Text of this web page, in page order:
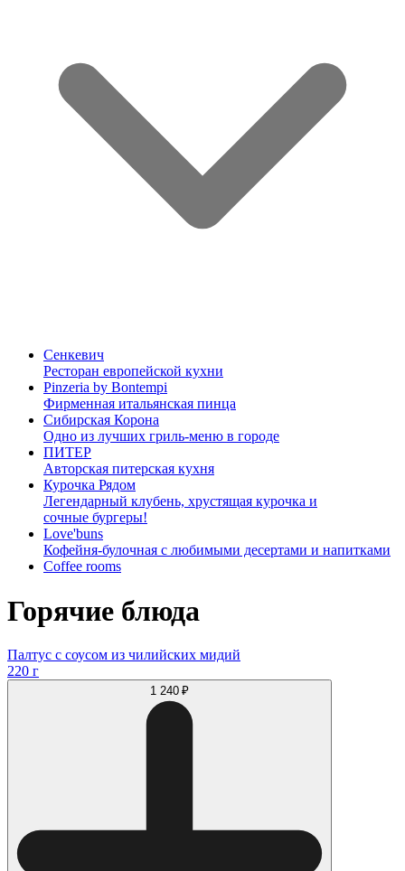
Сенкевич
Ресторан европейской кухни
Pinzeria by Bontempi
Фирменная итальянская пинца
Сибирская Корона
Одно из лучших гриль-меню в городе
ПИТЕР
Авторская питерская кухня
Курочка Рядом
Легендарный клубень, хрустящая курочка и
сочные бургеры!
Love'buns
Кофейня-булочная с любимыми десертами и напитками
Coffee rooms
Горячие блюда
Палтус с соусом из чилийских мидий
220 г
1 240 ₽